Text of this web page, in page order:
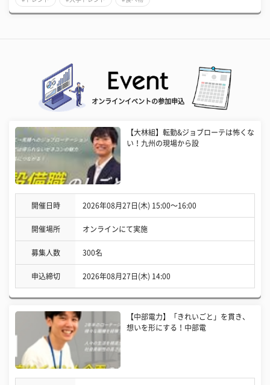
オンラインイベントの参加申込
【大林組】転勤&ジョブローテは怖くな
い！九州の現場から設
開催日時 2026年08月27日(木) 15:00〜16:00
開催場所 オンラインにて実施
募集人数 300名
申込締切 2026年08月27日(木) 14:00
【中部電力】「きれいごと」を貫き、
想いを形にする！中部電